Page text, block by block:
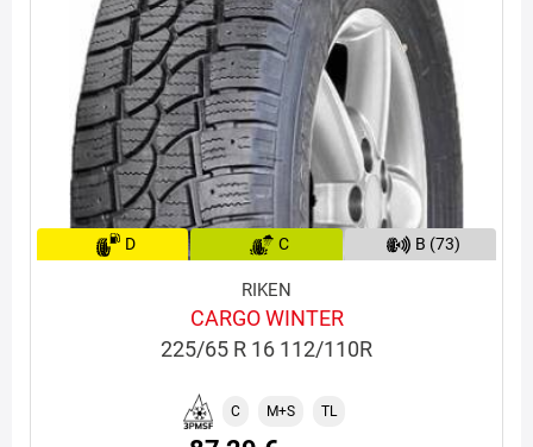
D C B (73)
RIKEN
CARGO WINTER
225/65 R 16 112/110R
C M+S TL